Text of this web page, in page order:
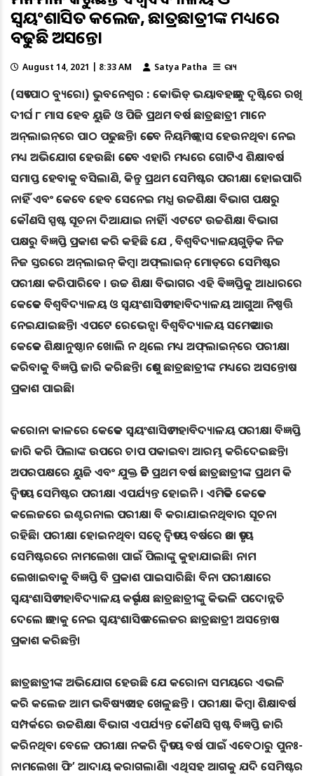
ସ୍ବୟଂଶାସିତ କଲେଜ, ଛାତ୍ରଛାତ୍ରୀଙ୍କ ମଧ୍ୟରେ
ବଢୁଛି ଅସନ୍ତୋଷ
August 14, 2021 | 8:33 AM Satya Patha ରାଜ୍ୟ
(ସତ୍ୟପାଠ ବ୍ୟୁରୋ) ଭୁବନେଶ୍ୱର : କୋଭିଡ୍ ଭୟାବହତାକୁ ଦୃଷ୍ଟିରେ ରଖି
ଦୀର୍ଘ ୮ ମାସ ହେବ ୟୁଜି ଓ ପିଜି ପ୍ରଥମ ବର୍ଷ ଛାତ୍ରଛାତ୍ରୀ ମାନେ
ଅନ୍‌ଲାଇନ୍‌ରେ ପାଠ ପଢୁଛନ୍ତି। ତେବେ ନିୟମିତ କ୍ଲାସ ହେଉନଥିବା ନେଇ
ମଧ୍ୟ ଅଭିଯୋଗ ହେଉଛି। ତେବେ ଏହାରି ମଧ୍ୟରେ ଗୋଟିଏ ଶିକ୍ଷାବର୍ଷ
ସମାପ୍ତ ହେବାକୁ ବସିଲାଣି, କିନ୍ତୁ ପ୍ରଥମ ସେମିଷ୍ଟର ପରୀକ୍ଷା ହୋଇପାରି
ନାହିଁ ଏବଂ କେବେ ହେବ ସେନେଇ ମଧ୍ଯ ଉଚ୍ଚଶିକ୍ଷା ବିଭାଗ ପକ୍ଷରୁ
କୌଣସି ସ୍ପଷ୍ଟ ସୂଚନା ଦିଆଯାଇ ନାହିଁ। ଏଟଟେ ଉଚ୍ଚଶିକ୍ଷା ବିଭାଗ
ପକ୍ଷରୁ ବିଜ୍ଞପ୍ତି ପ୍ରକାଶ କରି କହିଛି ଯେ , ବିଶ୍ବବିଦ୍ୟାଳୟଗୁଡ଼ିକ ନିଜ
ନିଜ ସ୍ତରରେ ଅନ୍‌ଲାଇନ୍‌ କିମ୍ବା ଅଫ୍‌ଲାଇନ୍‌ ମୋଡ୍‌ରେ ସେମିଷ୍ଟର
ପରୀକ୍ଷା କରିପାରିବେ । ଉଚ୍ଚ ଶିକ୍ଷା ବିଭାଗର ଏହି ଵିଜ୍ଞପ୍ତିକୁ ଆଧାରରେ
କେତେକ ବିଶ୍ବବିଦ୍ୟାଳୟ ଓ ସ୍ବୟଂଶାସିତ ମହାବିଦ୍ୟାଳୟ ଆଗୁଆ ନିଷ୍ପତ୍ତି
ନେଇଯାଇଛନ୍ତି। ଏପଟେ ରେଭେନ୍ସା ବିଶ୍ବବିଦ୍ୟାଳୟ ସମେତ ଆଉ
କେତେକ ଶିକ୍ଷାନୁଷ୍ଠାନ ଖୋଲି ନ ଥିଲେ ମଧ୍ୟ ଅଫ୍‌ଲାଇନ୍‌ରେ ପରୀକ୍ଷା
କରିବାକୁ ବିଜ୍ଞପ୍ତି ଜାରି କରିଛନ୍ତି। ତେଣୁ ଛାତ୍ରଛାତ୍ରୀଙ୍କ ମଧ୍ୟରେ ଅସନ୍ତୋଷ
ପ୍ରକାଶ ପାଇଛି।
କରୋନା କାଳରେ କେତେକ ସ୍ବୟଂଶାସିତ ମହାବିଦ୍ୟାଳୟ ପରୀକ୍ଷା ବିଜ୍ଞପ୍ତି
ଜାରି କରି ପିଲାଙ୍କ ଉପରେ ଚାପ ପକାଇବା ଆରମ୍ଭ କରିଦେଇଛନ୍ତି।
ଅପରପକ୍ଷରେ ୟୁଜି ଏବଂ ଯୁକ୍ତ ତିନି ପ୍ରଥମ ବର୍ଷ ଛାତ୍ରଛାତ୍ରୀଙ୍କ ପ୍ରଥମ କି
ଦ୍ବିତୀୟ ସେମିଷ୍ଟର ପରୀକ୍ଷା ଏପର୍ଯ୍ୟନ୍ତ ହୋଇନି । ଏମିତିକି କେତେକ
କଲେଜରେ ଇଣ୍ଟରନାଲ ପରୀକ୍ଷା ବି କରାଯାଇନଥିବାର ସୂଚନା
ରହିଛି। ପରୀକ୍ଷା ହୋଇନଥିବା ସତ୍ବେ ଦ୍ବିତୀୟ ବର୍ଷରେ ତଥା ତୃତୀୟ
ସେମିଷ୍ଟରରେ ନାମ‌ଲେଖ‌ା ପାଇଁ ପିଲାଙ୍କୁ କୁହାଯାଇଛି। ନାମ
ଲେଖାଇବାକୁ ବିଜ୍ଞପ୍ତି ବି ପ୍ରକାଶ ପାଇସାରିଛି। ବିନା ପରୀକ୍ଷାରେ
ସ୍ବୟଂଶାସିତ ମହାବିଦ୍ୟାଳୟ କର୍ତୃପକ୍ଷ ଛାତ୍ରଛାତ୍ରୀଙ୍କୁ କିଭଳି ପଦୋନ୍ନତି
ଦେଲେ ତାହାକୁ ନେଇ ସ୍ବୟଂଶାସିତ କଲେଜର ଛାତ୍ରଛାତ୍ରୀ ଅସନ୍ତୋଷ
ପ୍ରକାଶ କରିଛନ୍ତି।
ଛାତ୍ରଛାତ୍ରୀଙ୍କ ଅଭିଯୋଗ ହେଉଛି ଯେ କରୋନା ସମୟରେ ଏଭଳି
କରି କଲେଜ ଆମ ଭବିଷ୍ୟତ ସହ ଖେଳୁଛନ୍ତି । ପରୀକ୍ଷା କିମ୍ବା ଶିକ୍ଷାବର୍ଷ
ସମ୍ପର୍କରେ ଉଚ୍ଚଶିକ୍ଷା ବିଭାଗ ଏପର୍ଯ୍ୟନ୍ତ କୌଣସି ସ୍ପଷ୍ଟ ବିଜ୍ଞପ୍ତି ଜାରି
କରିନଥିବା ବେଳେ ପରୀକ୍ଷା ନକରି ଦ୍ବିତୀୟ ବର୍ଷ ପାଇଁ ଏବେଠାରୁ ପୁନଃ-
ନାମଲେଖା ଫି’ ଆଦାୟ କରାଗଲାଣି। ଏଥିସହ ଆଗକୁ ଯଦି ସେମିଷ୍ଟର